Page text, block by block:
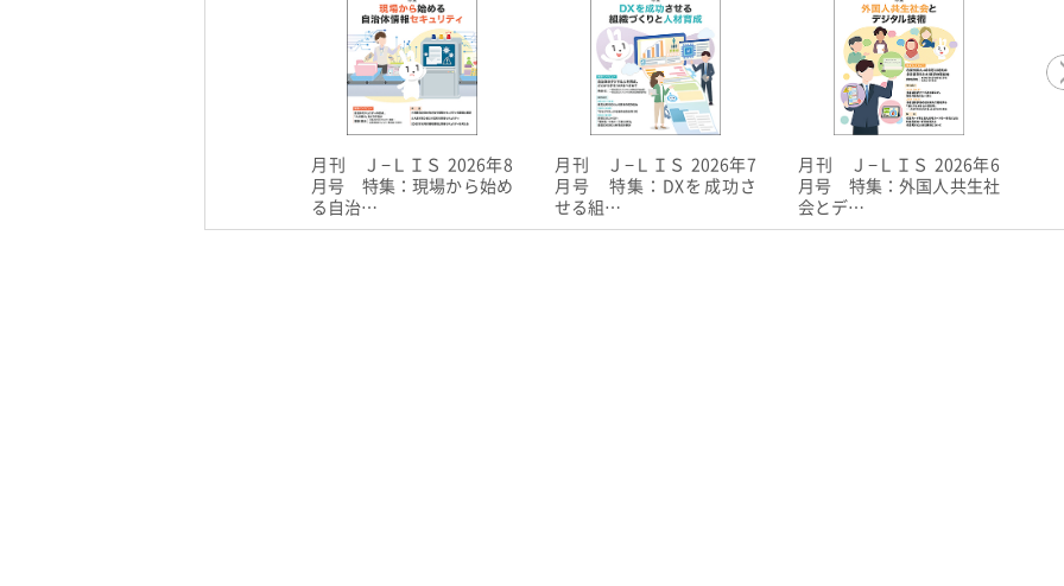
月刊 Ｊ−ＬＩＳ 2026年8
月号 特集：現場から始め
る自治…
月刊 Ｊ−ＬＩＳ 2026年7
月号 特集：DXを成功さ
せる組…
月刊 Ｊ−ＬＩＳ 2026年6
月号 特集：外国人共生社
会とデ…